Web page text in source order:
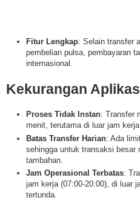
Fitur Lengkap: Selain transfer
pembelian pulsa, pembayaran
internasional.
Kekurangan
Proses Tidak Instan: Transfer
menit, terutama di luar jam
Batas Transfer Harian: Ada
sehingga untuk transaksi besar
tambahan.
Jam Operasional Terbatas:
jam kerja (07:00-20:00), di luar
tertunda.